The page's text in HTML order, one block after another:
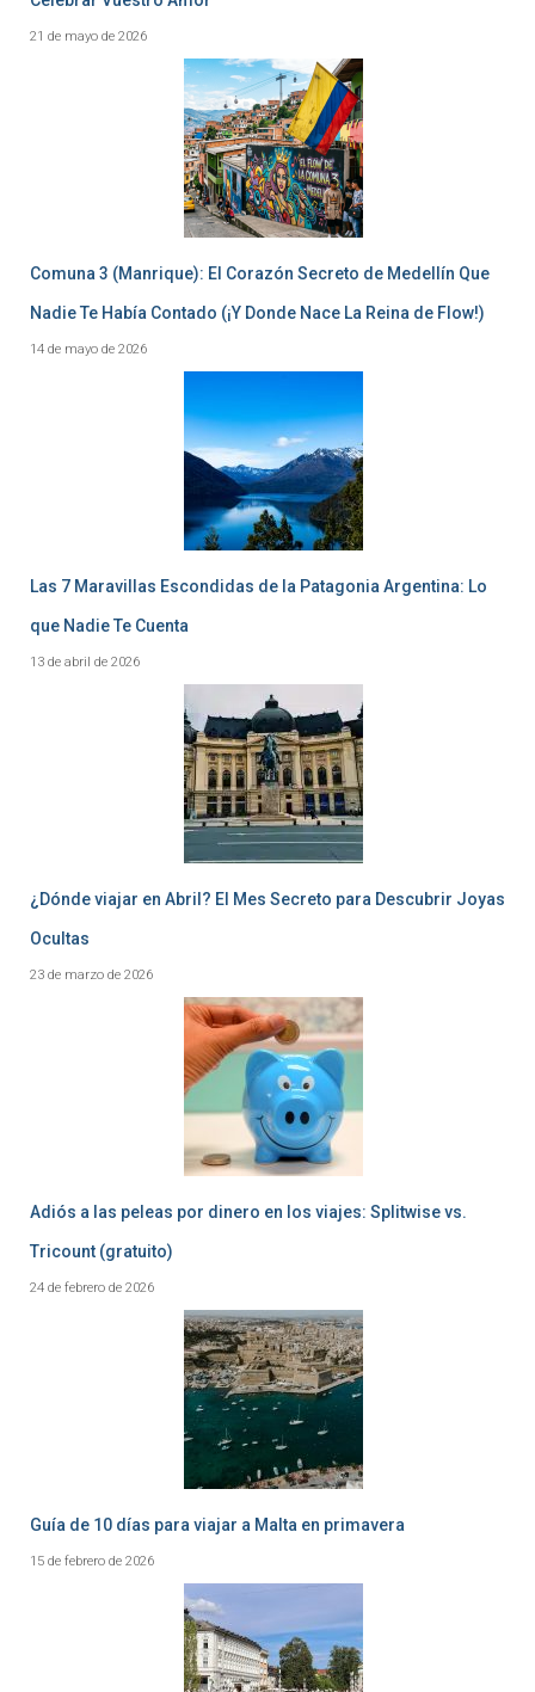
21 de mayo de 2026
Comuna 3 (Manrique): El Corazón Secreto de Medellín Que
Nadie Te Había Contado (¡Y Donde Nace La Reina de Flow!)
14 de mayo de 2026
Las 7 Maravillas Escondidas de la Patagonia Argentina: Lo
que Nadie Te Cuenta
13 de abril de 2026
¿Dónde viajar en Abril? El Mes Secreto para Descubrir Joyas
Ocultas
23 de marzo de 2026
Adiós a las peleas por dinero en los viajes: Splitwise vs.
Tricount (gratuito)
24 de febrero de 2026
Guía de 10 días para viajar a Malta en primavera
15 de febrero de 2026